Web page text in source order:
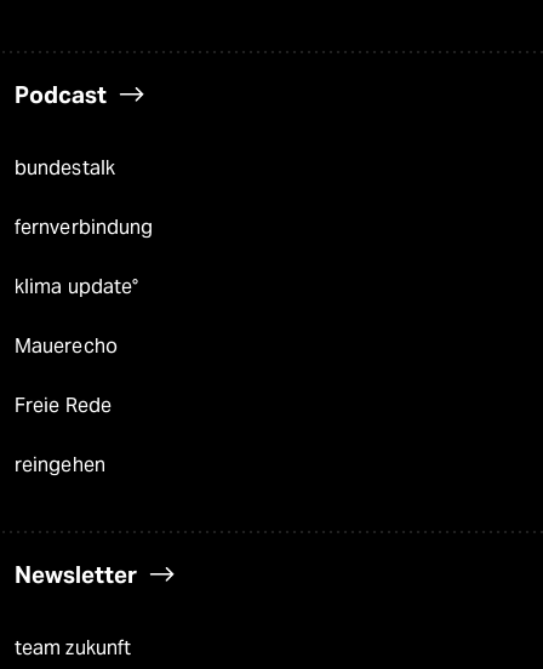
Podcast
bundestalk
fernverbindung
klima update°
Mauerecho
Freie Rede
reingehen
Newsletter
team zukunft